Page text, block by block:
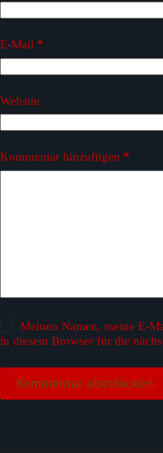
E-Mail *
Website
Kommentar hinzufügen *
Meinen Namen, meine E-
in diesem Browser für die
Kommentar abschicken